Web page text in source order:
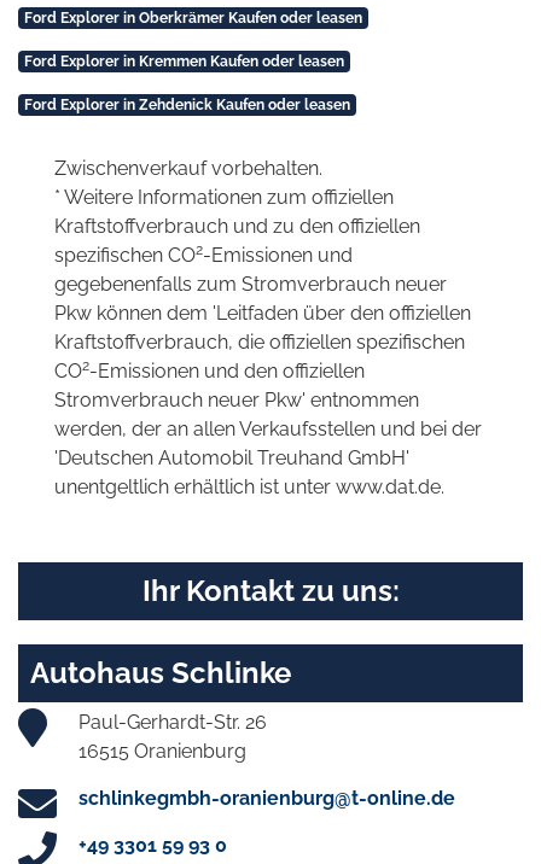
Ford Explorer in Oberkrämer Kaufen oder leasen
Ford Explorer in Kremmen Kaufen oder leasen
Ford Explorer in Zehdenick Kaufen oder leasen
Zwischenverkauf vorbehalten.
* Weitere Informationen zum offiziellen
Kraftstoffverbrauch und zu den offiziellen
spezifischen CO2-Emissionen und
gegebenenfalls zum Stromverbrauch neuer
Pkw können dem 'Leitfaden über den offiziellen
Kraftstoffverbrauch, die offiziellen spezifischen
CO2-Emissionen und den offiziellen
Stromverbrauch neuer Pkw' entnommen
werden, der an allen Verkaufsstellen und bei der
'Deutschen Automobil Treuhand GmbH'
unentgeltlich erhältlich ist unter www.dat.de.
Ihr Kontakt zu uns:
Autohaus Schlinke
Paul-Gerhardt-Str. 26
16515 Oranienburg
schlinkegmbh-oranienburg@t-online.de
+49 3301 59 93 0